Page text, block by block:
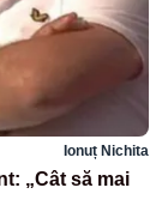
Ionuț Nichita
„Cât să mai